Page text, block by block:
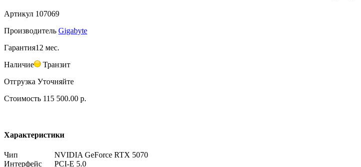
Артикул 107069
Производитель Gigabyte
Гарантия12 мес.
Наличие
Транзит
Отгрузка Уточняйте
Стоимость 115 500.00 р.
Характеристики
Чип
NVIDIA GeForce RTX 5070
Интерфейс
PCI-E 5.0